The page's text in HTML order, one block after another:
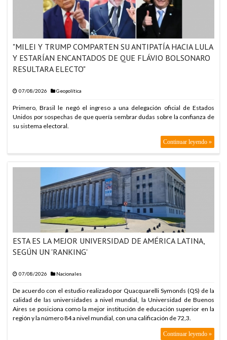
"MILEI Y TRUMP COMPARTEN SU ANTIPATÍA HACIA LULA
Y ESTARÍAN ENCANTADOS DE QUE FLÁVIO BOLSONARO
RESULTARA ELECTO"
07/08/2026 Geopolítica
Primero, Brasil le negó el ingreso a una delegación oficial de Estados
Unidos por sospechas de que quería sembrar dudas sobre la confianza de
su sistema electoral.
Continuar leyendo »
ESTA ES LA MEJOR UNIVERSIDAD DE AMÉRICA LATINA,
SEGÚN UN 'RANKING'
07/08/2026 Nacionales
De acuerdo con el estudio realizado por Quacquarelli Symonds (QS) de la
calidad de las universidades a nivel mundial, la Universidad de Buenos
Aires se posiciona como la mejor institución de educación superior en la
región y la número 84 a nivel mundial, con una calificación de 72,3.
Continuar leyendo »